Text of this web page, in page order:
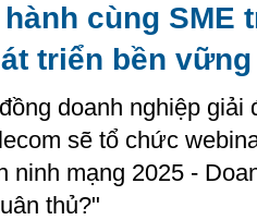
cùng SME
triển bền vững
doanh nghiệp giải
sẽ tổ chức
ninh mạng 2025 -
thủ?"